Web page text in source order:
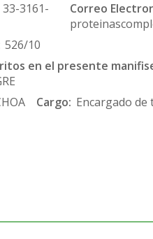
3161-
Correo
526/10
en el presente
Cargo: Encargado de